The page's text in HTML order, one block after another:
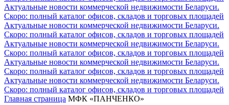
Актуальные новости коммерческой недвижимости Беларуси.
Скоро: полный каталог офисов, складов и торговых площадей
Актуальные новости коммерческой недвижимости Беларуси.
Скоро: полный каталог офисов, складов и торговых площадей
Актуальные новости коммерческой недвижимости Беларуси.
Скоро: полный каталог офисов, складов и торговых площадей
Актуальные новости коммерческой недвижимости Беларуси.
Скоро: полный каталог офисов, складов и торговых площадей
Актуальные новости коммерческой недвижимости Беларуси.
Скоро: полный каталог офисов, складов и торговых площадей
Главная страница МФК «ПАНЧЕНКО»